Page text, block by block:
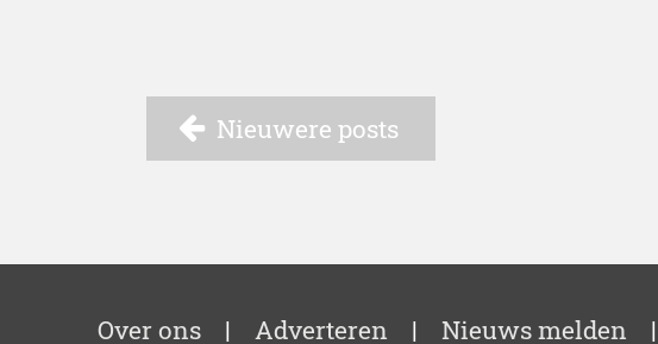
Nieuwere posts
Over ons | Adverteren | Nieuws melden |